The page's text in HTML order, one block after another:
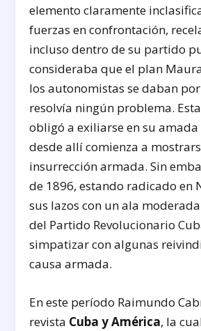
elemento claramente
fuerzas en confrontación,
incluso dentro de su partido
consideraba que el plan
los autonomistas se daban
resolvía ningún problema.
obligó a exiliarse en su amada
desde allí comienza a
insurrección armada. Sin
de 1896, estando radicado en
sus lazos con un ala
del Partido Revolucionario
simpatizar con algunas
causa armada.
En este período Raimundo
revista Cuba y América, la